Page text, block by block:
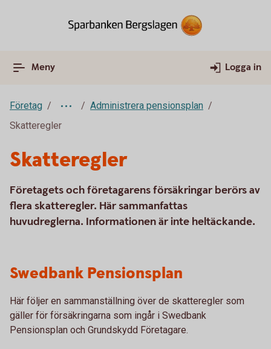
Meny Logga in
Företag
Administrera pensionsplan
Skatteregler
Skatteregler
Företagets och företagarens försäkringar berörs av
flera skatteregler. Här sammanfattas
huvudreglerna. Informationen är inte heltäckande.
Swedbank Pensionsplan
Här följer en sammanställning över de skatteregler som
gäller för försäkringarna som ingår i Swedbank
Pensionsplan och Grundskydd Företagare.